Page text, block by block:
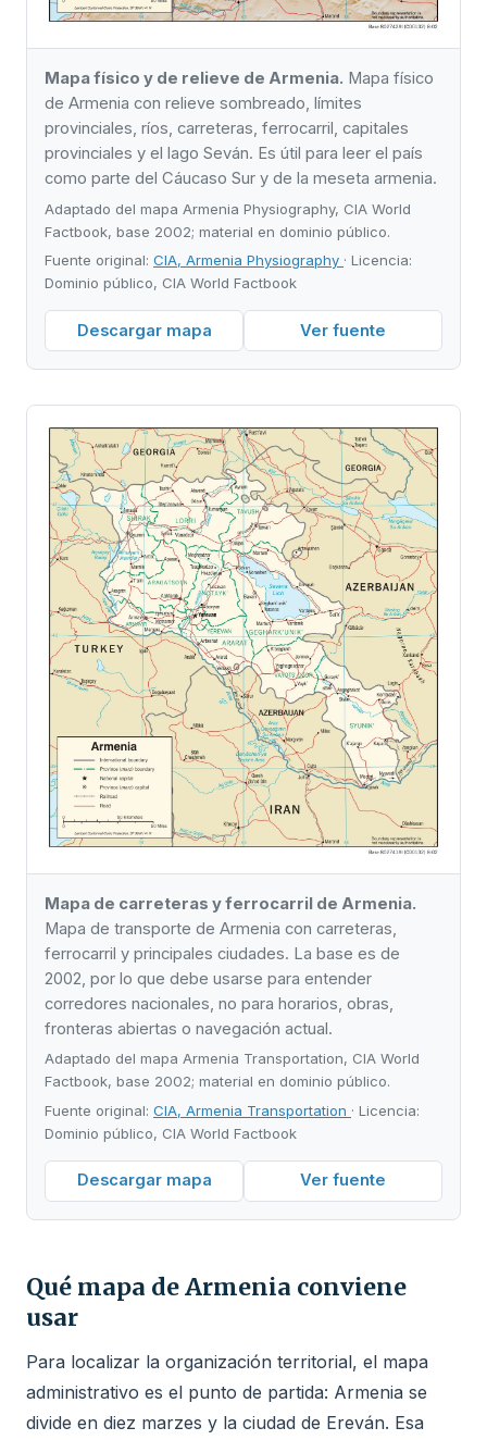
Mapa físico y de relieve de Armenia. Mapa físico
de Armenia con relieve sombreado, límites
provinciales, ríos, carreteras, ferrocarril, capitales
provinciales y el lago Seván. Es útil para leer el país
como parte del Cáucaso Sur y de la meseta armenia.
Adaptado del mapa Armenia Physiography, CIA World
Factbook, base 2002; material en dominio público.
Fuente original: CIA, Armenia Physiography · Licencia:
Dominio público, CIA World Factbook
Descargar mapa Ver fuente
Mapa de carreteras y ferrocarril de Armenia.
Mapa de transporte de Armenia con carreteras,
ferrocarril y principales ciudades. La base es de
2002, por lo que debe usarse para entender
corredores nacionales, no para horarios, obras,
fronteras abiertas o navegación actual.
Adaptado del mapa Armenia Transportation, CIA World
Factbook, base 2002; material en dominio público.
Fuente original: CIA, Armenia Transportation · Licencia:
Dominio público, CIA World Factbook
Descargar mapa Ver fuente
Qué mapa de Armenia conviene
usar
Para localizar la organización territorial, el mapa
administrativo es el punto de partida: Armenia se
divide en diez marzes y la ciudad de Ereván. Esa